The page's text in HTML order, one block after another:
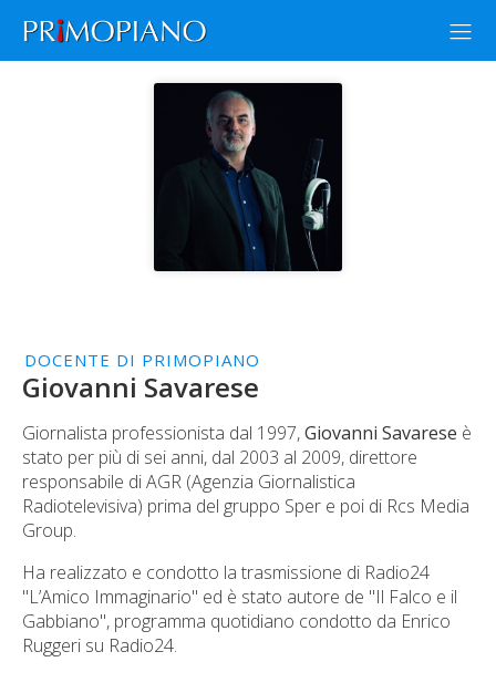
DOCENTE DI PRIMOPIANO
Giovanni Savarese
Giornalista professionista dal 1997,Giovanni Savarese è
stato per più di sei anni, dal 2003 al 2009, direttore
responsabile di AGR (Agenzia Giornalistica
Radiotelevisiva) prima del gruppo Sper e poi di Rcs Media
Group.
Ha realizzato e condotto la trasmissione di Radio24
"L’Amico Immaginario" ed è stato autore de "Il Falco e il
Gabbiano", programma quotidiano condotto da Enrico
Ruggeri su Radio24.